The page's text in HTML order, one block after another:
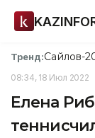
Тренд:Сайлов-
08:34, 18 Июл 2022
Елена